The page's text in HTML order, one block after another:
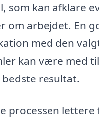
som kan afklare
om arbejdet. En
med den
kan være med
resultat.
processen lettere